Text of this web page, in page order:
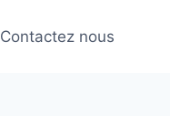
Contactez nous